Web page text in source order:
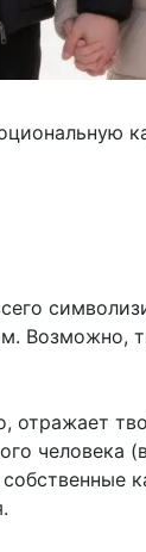
Возможно,
человека